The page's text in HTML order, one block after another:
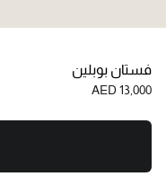
فستان بوبلين
AED 13,000